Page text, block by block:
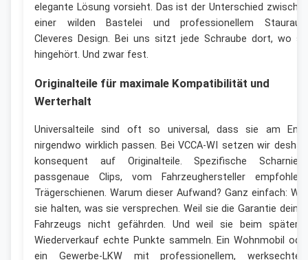
elegante Lösung vorsieht. Das ist der Unterschied
einer wilden Bastelei und professionellem
Cleveres Design. Bei uns sitzt jede Schraube dort, wo
hingehört. Und zwar fest.
Originalteile für maximale Kompatibilität und
Werterhalt
Universalteile sind oft so universal, dass sie am
nirgendwo wirklich passen. Bei VCCA-WI setzen wir
konsequent auf Originalteile. Spezifische
passgenaue Clips, vom Fahrzeughersteller
Trägerschienen. Warum dieser Aufwand? Ganz einfach:
sie halten, was sie versprechen. Weil sie die Garantie
Fahrzeugs nicht gefährden. Und weil sie beim
Wiederverkauf echte Punkte sammeln. Ein Wohnmobil
ein Gewerbe-LKW mit professionellem,